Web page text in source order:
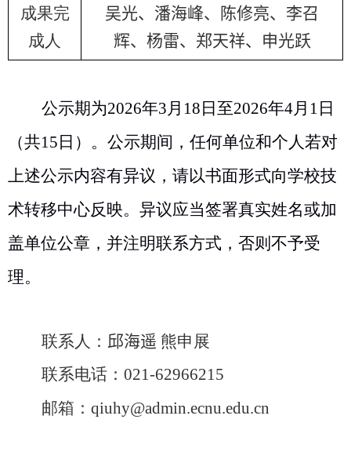
成果完
成人
吴光、潘海峰、陈修亮、李召
辉、杨雷、郑天祥、申光跃
公示期为2026年3月 18 日至2026年4月 1 日
（共15 日）。公示期间，任何单位和个人若对
上述公示内容有异议，请以书面形式向学校技
术转移中心反映。异议应当签署真实姓名或加
盖单位公章，并注明联系方式，否则不予受
理。
联系人： 邱海遥 熊申展
联系电话： 021-62966215
邮箱： qiuhy@admin.ecnu.edu.cn